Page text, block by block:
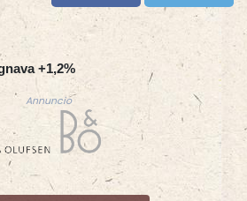
+1,2%
Annuncio